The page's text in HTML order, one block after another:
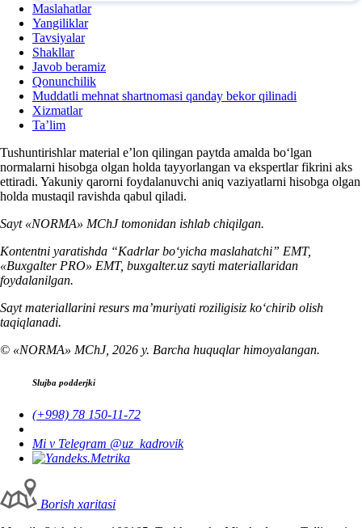
Maslahatlar
Yangiliklar
Tavsiyalar
Shakllar
Javob beramiz
Qonunchilik
Muddatli mehnat shartnomasi qanday bekor qilinadi
Xizmatlar
Ta’lim
Tushuntirishlar material e’lon qilingan paytda amalda boʻlgan
normalarni hisobga olgan holda tayyorlangan va ekspertlar fikrini aks
ettiradi. Yakuniy qarorni foydalanuvchi aniq vaziyatlarni hisobga olgan
holda mustaqil ravishda qabul qiladi.
Sayt «NORMA» MChJ tomonidan ishlab chiqilgan.
Kontentni yaratishda “Kadrlar boʻyicha maslahatchi” EMT,
«Buxgalter PRO» EMT, buxgalter.uz sayti materiallaridan
foydalanilgan.
Sayt materiallarini resurs ma’muriyati roziligisiz koʻchirib olish
taqiqlanadi.
© «NORMA» MChJ, 2026 y. Barcha huquqlar himoyalangan.
Slujba podderjki
(+998) 78 150-11-72
Mi v Telegram @uz_kadrovik
Borish хaritasi